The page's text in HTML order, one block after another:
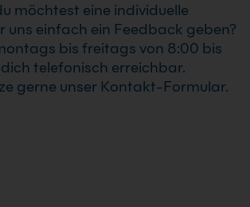
möchtest eine individuelle
uns einfach ein Feedback geben?
bis freitags von 8:00 bis
telefonisch erreichbar.
gerne unser Kontakt-Formular.